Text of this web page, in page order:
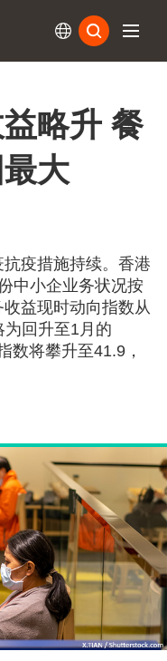
略升 餐
大
疫措施持续。香港
中小企业务状况按
益现时动向指数从
回升至1月的
数将攀升至41.9，